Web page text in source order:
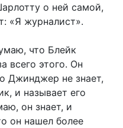
о ней самой,
«Я журналист».
что Блейк
всего этого. Он
Джинджер не знает,
и называет его
он знает, и
он нашел более